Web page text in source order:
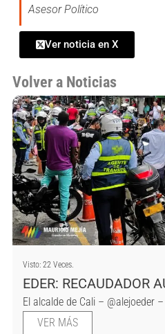
Asesor Político
Ver noticia en X
Volver a Noticias
Visto: 22 Veces.
EDER: RECAUDADOR
El alcalde de Cali – @alejoeder
VER MÁS